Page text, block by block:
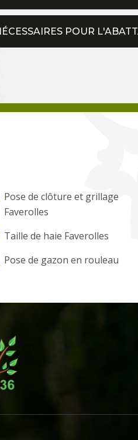
POUR
Pose de clôture et grillage
Faverolles
Taille de haie Faverolles
Pose de gazon en rouleau